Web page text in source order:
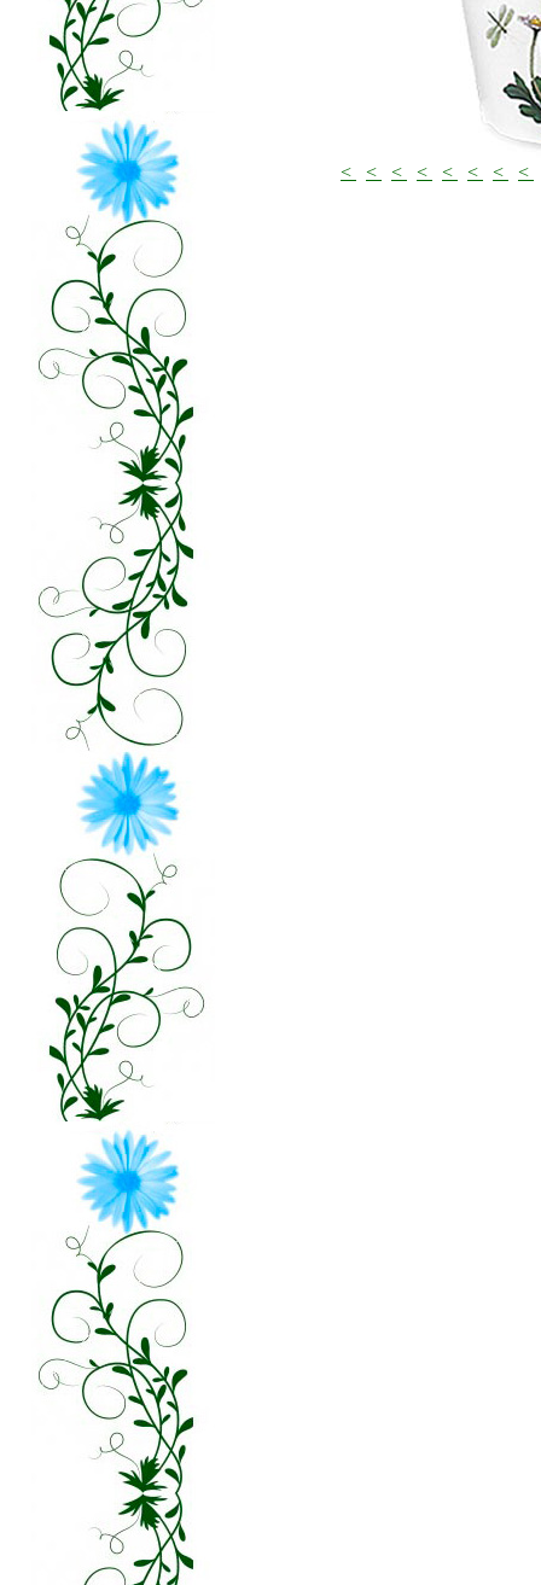
< < < < < < < <